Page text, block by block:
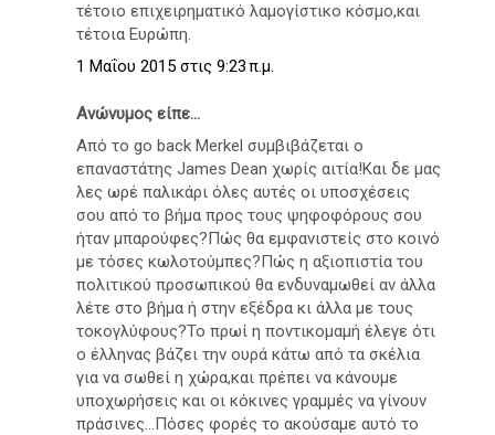
τέτοιο επιχειρηματικό λαμογίστικο κόσμο,και
τέτοια Ευρώπη.
1 Μαΐου 2015 στις 9:23 π.μ.
Ανώνυμος είπε...
Από το go back Merkel συμβιβάζεται ο
επαναστάτης James Dean χωρίς αιτία!Και δε μας
λες ωρέ παλικάρι όλες αυτές οι υποσχέσεις
σου από το βήμα προς τους ψηφοφόρους σου
ήταν μπαρούφες?Πώς θα εμφανιστείς στο κοινό
με τόσες κωλοτούμπες?Πώς η αξιοπιστία του
πολιτικού προσωπικού θα ενδυναμωθεί αν άλλα
λέτε στο βήμα ή στην εξέδρα κι άλλα με τους
τοκογλύφους?Το πρωί η ποντικομαμή έλεγε ότι
ο έλληνας βάζει την ουρά κάτω από τα σκέλια
για να σωθεί η χώρα,και πρέπει να κάνουμε
υποχωρήσεις και οι κόκινες γραμμές να γίνουν
πράσινες...Πόσες φορές το ακούσαμε αυτό το